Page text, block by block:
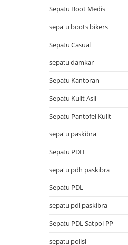
Sepatu Boot Medis
sepatu boots bikers
Sepatu Casual
sepatu damkar
Sepatu Kantoran
Sepatu Kulit Asli
Sepatu Pantofel Kulit
sepatu paskibra
Sepatu PDH
sepatu pdh paskibra
Sepatu PDL
sepatu pdl paskibra
Sepatu PDL Satpol PP
sepatu polisi